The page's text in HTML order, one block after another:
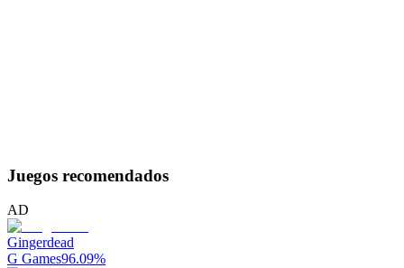
Juegos recomendados
AD
Gingerdead
G Games96.09%